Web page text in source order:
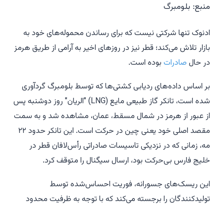
منبع: بلومبرگ
ادنوک تنها شرکتی نیست که برای رساندن محموله‌های خود به
بازار تلاش می‌کند؛ قطر نیز در روزهای اخیر به آرامی از طریق هرمز
در حال صادرات بوده است.
بر اساس داده‌های ردیابی کشتی‌ها که توسط بلومبرگ گردآوری
شده است، تانکر گاز طبیعی مایع (LNG) "الریان" روز دوشنبه پس
از عبور از هرمز در شمال مسقط، عمان، مشاهده شد و به سمت
مقصد اصلی خود یعنی چین در حرکت است. این تانکر حدود ۲۲
مه، زمانی که در نزدیکی تاسیسات صادراتی رأس‌لافان قطر در
خلیج فارس بی‌حرکت بود، ارسال سیگنال را متوقف کرد.
این ریسک‌های جسورانه، فوریت احساس‌شده توسط
تولیدکنندگان را برجسته می‌کند که با توجه به ظرفیت محدود